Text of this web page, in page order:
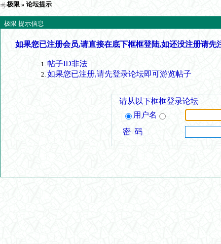
极限 » 论坛提示
极限 提示信息
如果您已注册会员,请直接在底下框框登陆,如还没注册请先
帖子ID非法
如果您已注册,请先登录论坛即可游览帖子
请从以下框框登录论坛
用户名
密 码